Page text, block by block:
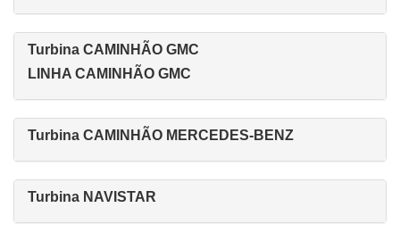
Turbina CAMINHÃO GMC
LINHA CAMINHÃO GMC
Turbina CAMINHÃO MERCEDES-BENZ
Turbina NAVISTAR